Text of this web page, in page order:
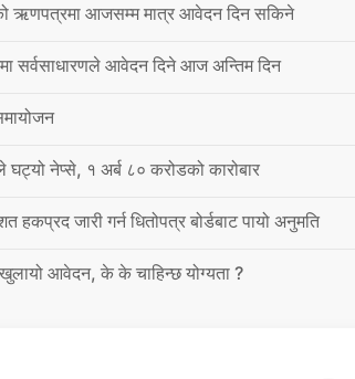
ऋणपत्रमा आजसम्म मात्र आवेदन दिन सकिने
सर्वसाधारणले आवेदन दिने आज अन्तिम दिन
नेप्से, १ अर्ब ८० करोडको कारोबार
हकप्रद जारी गर्न धितोपत्र बोर्डबाट पायो अनुमति
आवेदन, के के चाहिन्छ योग्यता ?